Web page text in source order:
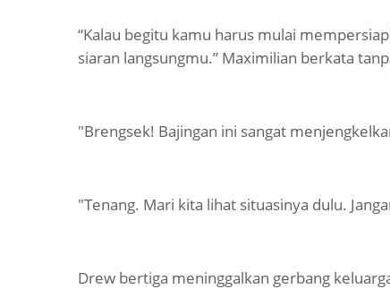
“Kalau begitu kamu harus mulai
siaran langsungmu.” Maximilian berkata
"Brengsek! Bajingan ini sangat
"Tenang. Mari kita lihat situasinya dulu.
Drew bertiga meninggalkan gerbang